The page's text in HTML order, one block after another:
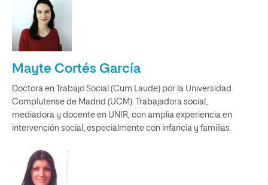
Mayte Cortés García
Doctora en Trabajo Social (Cum Laude) por la Universidad
Complutense de Madrid (UCM). Trabajadora social,
mediadora y docente en UNIR, con amplia experiencia en
intervención social, especialmente con infancia y familias.